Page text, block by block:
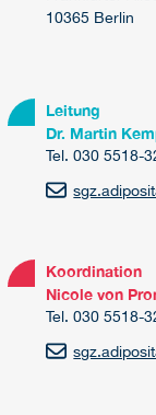
10365 Berlin
Leitung
Dr. Martin
Tel. 030 5518-
Koordination
Nicole von
Tel. 030 5518-